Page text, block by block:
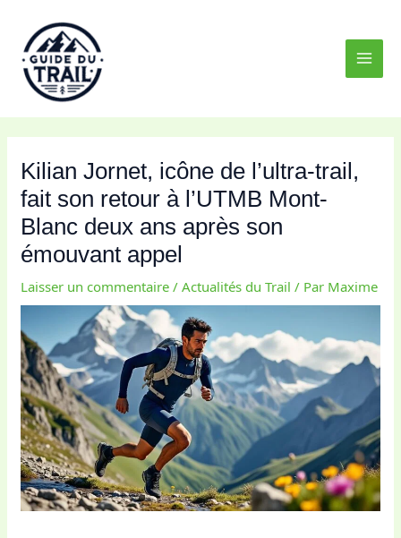
contenu
Kilian Jornet, icône de l’ultra-trail,
fait son retour à l’UTMB Mont-
Blanc deux ans après son
émouvant appel
Laisser un commentaire /Actualités du Trail / Par Maxime